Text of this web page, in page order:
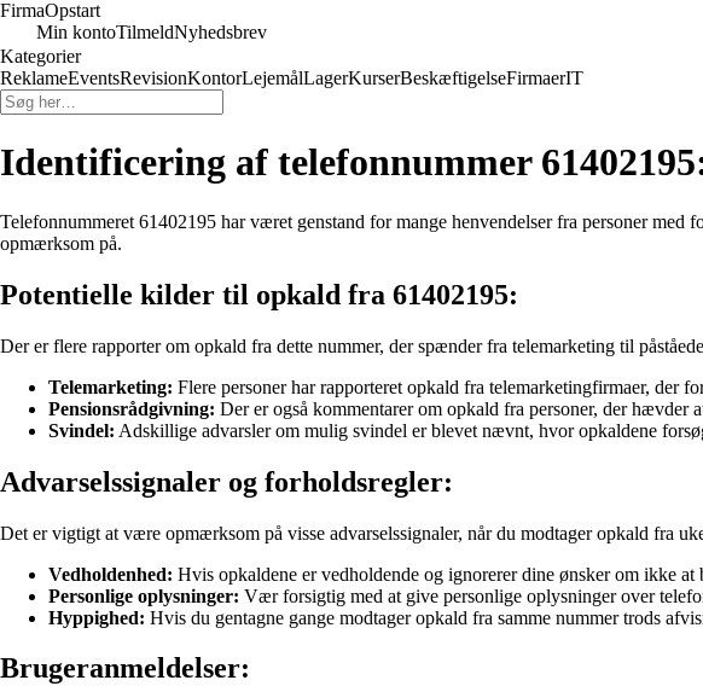
FirmaOpstart
Min kontoTilmeldNyhedsbrev
Kategorier
ReklameEventsRevisionKontorLejemålLagerKurserBeskæftigelseFirmaerIT
Identificering af telefonnummer
Telefonnummeret 61402195 har været genstand for mange henvendelser fra personer
opmærksom på.
Potentielle kilder til opkald fra 61402195:
Der er flere rapporter om opkald fra dette nummer, der spænder fra telemarketing til
Telemarketing: Flere personer har rapporteret opkald fra telemarketingfirmaer, der
Pensionsrådgivning: Der er også kommentarer om opkald fra personer, der hævder
Svindel: Adskillige advarsler om mulig svindel er blevet nævnt, hvor opkaldene
Advarselssignaler og forholdsregler:
Det er vigtigt at være opmærksom på visse advarselssignaler, når du modtager opkald fra
Vedholdenhed: Hvis opkaldene er vedholdende og ignorerer dine ønsker om ikke
Personlige oplysninger: Vær forsigtig med at give personlige oplysninger over
Hyppighed: Hvis du gentagne gange modtager opkald fra samme nummer trods
Brugeranmeldelser: